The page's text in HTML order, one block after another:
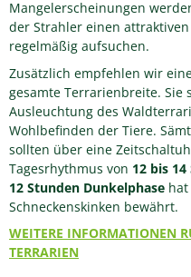
Mangelerscheinungen
der Strahler einen
regelmäßig aufsuchen.
Zusätzlich empfehlen wir
gesamte Terrarienbreite.
Ausleuchtung des
Wohlbefinden der Tiere.
sollten über eine
Tagesrhythmus von 12 bis
12 Stunden Dunkelphase
Schneckenskinken bewährt.
WEITERE INFORMATIONEN
TERRARIEN